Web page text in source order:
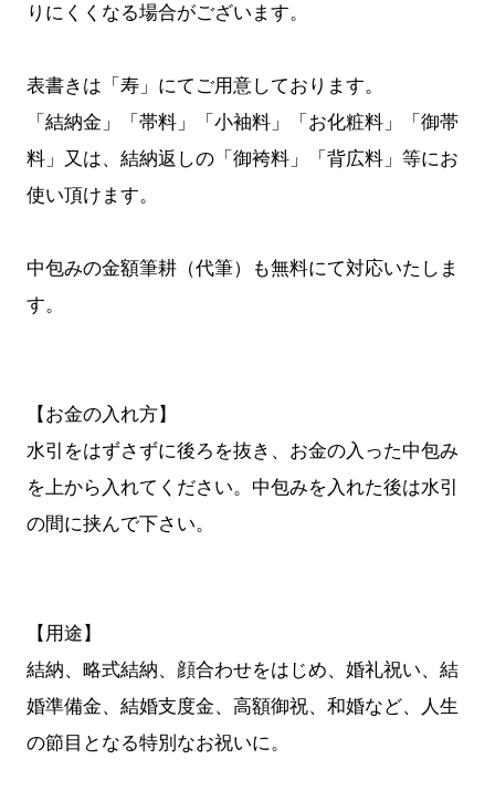
りにくくなる場合がございます。
表書きは「寿」にてご用意しております。
「結納金」「帯料」「小袖料」「お化粧料」「御帯
料」又は、結納返しの「御袴料」「背広料」等にお
使い頂けます。
中包みの金額筆耕（代筆）も無料にて対応いたしま
す。
【お金の入れ方】
水引をはずさずに後ろを抜き、お金の入った中包み
を上から入れてください。中包みを入れた後は水引
の間に挟んで下さい。
【用途】
結納、略式結納、顔合わせをはじめ、婚礼祝い、結
婚準備金、結婚支度金、高額御祝、和婚など、人生
の節目となる特別なお祝いに。